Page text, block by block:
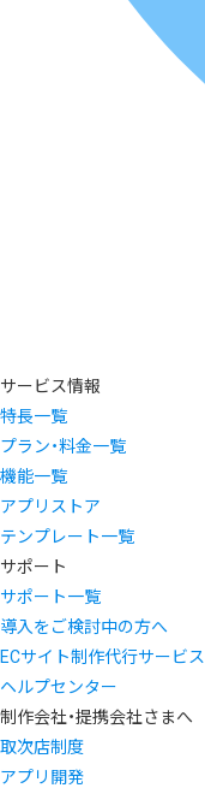
サービス情報
特長一覧
プラン・料金一覧
機能一覧
アプリストア
テンプレート一覧
サポート
サポート一覧
導入をご検討中の方へ
ECサイト制作代行サービス
ヘルプセンター
制作会社・提携会社さまへ
取次店制度
アプリ開発